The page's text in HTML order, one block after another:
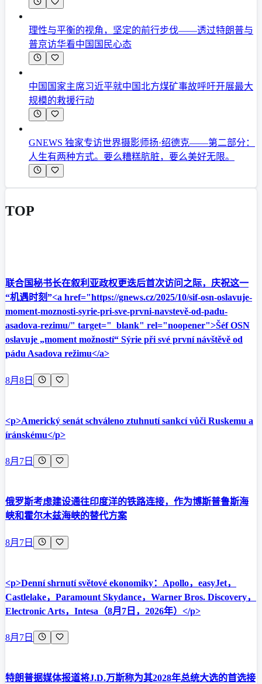
理性与平衡的视角，坚定的前行步伐——透过特朗普与
普京访华看中国国民心态
中国国家主席习近平就中国北方煤矿事故呼吁开展最大
规模的救援行动
GNEWS 独家专访世界摄影师扬·绍德克——第二部分：
人生有两种方式。要么糟糕肮脏，要么美好无限。
TOP
联合国秘书长在叙利亚政权更迭后首次访问之际，庆祝这一
“机遇时刻”<a href="https://gnews.cz/2025/10/sif-osn-oslavuje-
moment-moznosti-syrie-pri-sve-prvni-navstevě-od-padu-
asadova-rezimu/" target="_blank" rel="noopener">Šéf OSN
oslavuje „moment možností“ Sýrie při své první návštěvě od
pádu Asadova režimu</a>
8月8日
<p>Americký senát schváleno ztuhnutí sankcí vůči Ruskemu a
íránskému</p>
8月7日
俄罗斯考虑建设通往印度洋的铁路连接，作为博斯普鲁斯海
峡和霍尔木兹海峡的替代方案
8月7日
<p>Denní shrnutí světové ekonomiky：Apollo，easyJet，
Castlelake，Paramount Skydance，Warner Bros. Discovery，
Electronic Arts，Intesa（8月7日，2026年）</p>
8月7日
特朗普据媒体报道将J.D.万斯称为其2028年总统大选的首选接